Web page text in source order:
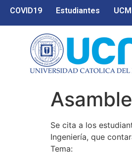
COVID19 Estudiantes
Se cita a los
Ingeniería, que
Tema: